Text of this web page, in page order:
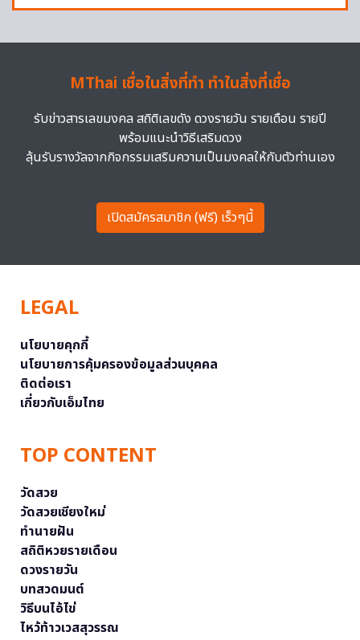
MThai เชื่อในสิ่งที่ทำ ทำในสิ่งที่เชื่อ
รับข่าวสารเลขมงคล สถิติเลขดัง ดวงรายวัน รายเดือน รายปี
พร้อมแนะนำวิธีเสริมดวง
ลุ้นรับรางวัลจากกิจกรรมเสริมความเป็นมงคลให้กับตัวท่านเอง
เปิดสมัครสมาชิก (ฟรี) เร็วๆนี้
LEGAL
นโยบายคุกกี้
นโยบายการคุ้มครองข้อมูลส่วนบุคคล
ติดต่อเรา
เกี่ยวกับเอ็มไทย
TOP CONTENT
วัดสวย
วัดสวยเชียงใหม่
ทำนายฝัน
สถิติหวยรายเดือน
ดวงรายวัน
บทสวดมนต์
วิธีบนไอ้ไข่
ไหว้ท้าวเวสสุวรรณ